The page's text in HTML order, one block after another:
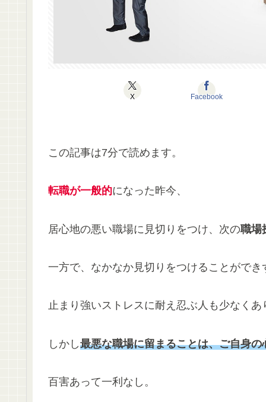
X Facebook
この記事は7分で読めます。
転職が一般的になった昨今、
居心地の悪い職場に見切りをつけ、次の職場
一方で、なかなか見切りをつけることができ
止まり強いストレスに耐え忍ぶ人も少なくあ
しかし最悪な職場に留まることは、ご自身の
百害あって一利なし。